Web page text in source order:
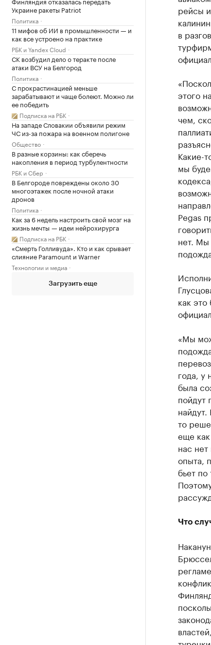
Украине ракеты Patriot
Политика
11 мифов об ИИ в промышленности — и
как все устроено на практике
РБК и Yandex Cloud
СК возбудил дело о теракте после
атаки ВСУ на Белгород
Политика
С прокрастинацией меньше
зарабатывают и чаще болеют. Можно ли
ее победить
Подписка на РБК
На западе Словакии объявили режим
ЧС из-за пожара на военном полигоне
Общество
В разные корзины: как сберечь
накопления в период турбулентности
РБК и Сбер
В Белгороде повреждены около 30
многоэтажек после ночной атаки
дронов
Политика
Как за 6 недель настроить свой мозг на
жизнь мечты — идеи нейрохирурга
Подписка на РБК
«Смерть Голливуда». Кто и как срывает
слияние Paramount и Warner
Технологии и медиа
Загрузить еще
рейсы
в
этого
чем,
Какие-
мы
Pegas
нет. Мы
как
«Мы
года, у
была
пойдут
то
еще
нас
опыта,
бьет
Что